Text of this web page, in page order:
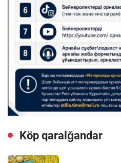
Köp qaralǧandar